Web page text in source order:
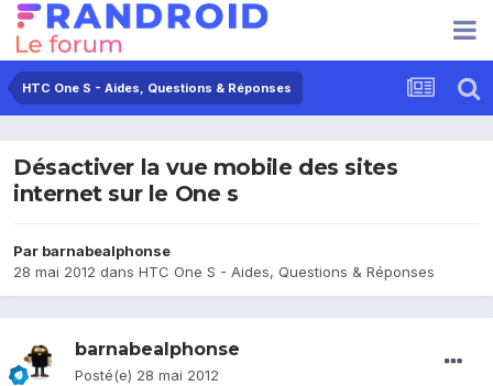
HTC One S - Aides, Questions & Réponses
Désactiver la vue mobile des sites
internet sur le One s
Par barnabealphonse
28 mai 2012 dans HTC One S - Aides, Questions & Réponses
barnabealphonse
Posté(e) 28 mai 2012